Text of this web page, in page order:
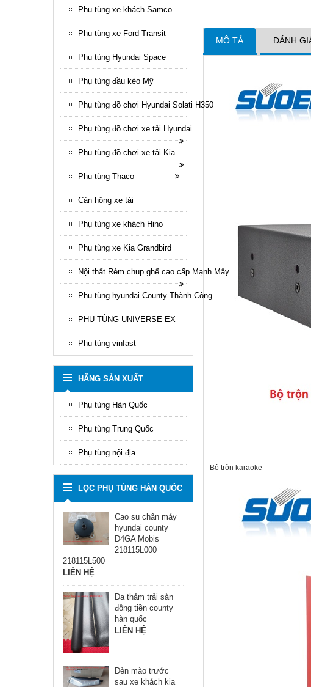
MÔ TẢ ĐÁNH
Bộ trộn karaoke
Phụ tùng xe khách Samco
Phụ tùng xe Ford Transit
Phụ tùng Hyundai Space
Phụ tùng đầu kéo Mỹ
Phụ tùng đồ chơi Hyundai Solati H350
Phụ tùng đồ chơi xe tải Hyundai
Phụ tùng đồ chơi xe tải Kia
Phụ tùng Thaco
Cản hông xe tải
Phụ tùng xe khách Hino
Phụ tùng xe Kia Grandbird
Nội thất Rèm chup ghế cao cấp Mạnh Mây
Phụ tùng hyundai County Thành Công
PHỤ TÙNG UNIVERSE EX
Phụ tùng vinfast
HÃNG SẢN XUẤT
Phụ tùng Hàn Quốc
Phụ tùng Trung Quốc
Phụ tùng nội địa
LỌC PHỤ TÙNG HÀN QUỐC
Cao su chân máy
hyundai county
D4GA Mobis
218115L000
218115L500
LIÊN HỆ
Da thảm trải sàn
đồng tiền county
hàn quốc
LIÊN HỆ
Đèn mào trước
sau xe khách kia